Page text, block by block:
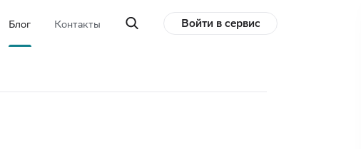
Блог Контакты Войти в сервис